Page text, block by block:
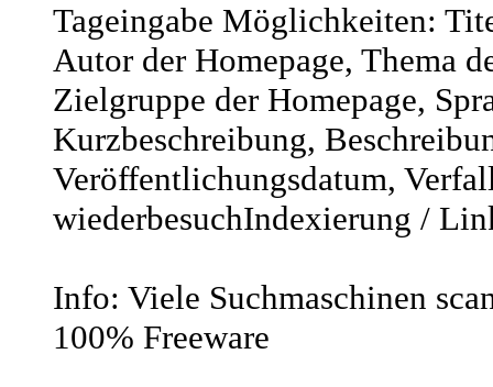
Tageingabe Möglichkeiten:
Autor der Homepage, Thema
Zielgruppe der Homepage,
Kurzbeschreibung,
Veröffentlichungsdatum,
wiederbesuchIndexierung /
Info: Viele Suchmaschinen
100% Freeware